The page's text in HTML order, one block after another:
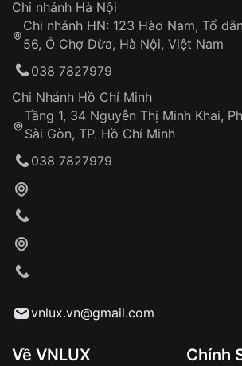
Từ khóa SEO:
Khách hàng kiểm tra và thanh
Từ khóa SEO:
Đảm bảo quyền lợi khách hàng
Đồng hành cùng khách hàng
trình sử dụng
Chi nhánh Hà Nội
Chi nhánh HN: 123 Hào Nam, Tổ
56, Ô Chợ Dừa, Hà Nội, Việt Nam
038 7827979
Chi Nhánh Hồ Chí Minh
Tầng 1, 34 Nguyễn Thị Minh Khai,
Sài Gòn, TP. Hồ Chí Minh
038 7827979
vnlux.vn@gmail.com
Về VNLUX Chính